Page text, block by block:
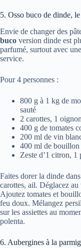
5. Osso buco de dinde,
Envie de changer des
buco version dinde est
parfumé, surtout avec
service.
Pour 4 personnes :
800 g à 1 kg de
sauté
2 carottes, 1
400 g de tomates
200 ml de vin
400 ml de bouillon
Zeste d’1 citron, 1
Faites dorer la dinde
carottes, ail. Déglacez
Ajoutez tomates et
feu doux. Mélangez
sur les assiettes au
polenta.
6. Aubergines à la